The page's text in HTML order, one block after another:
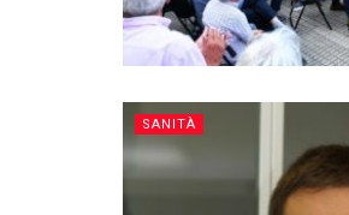
SANITÀ